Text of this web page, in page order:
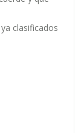
clasificados